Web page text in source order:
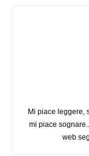
Mi piace leggere,
mi piace
web